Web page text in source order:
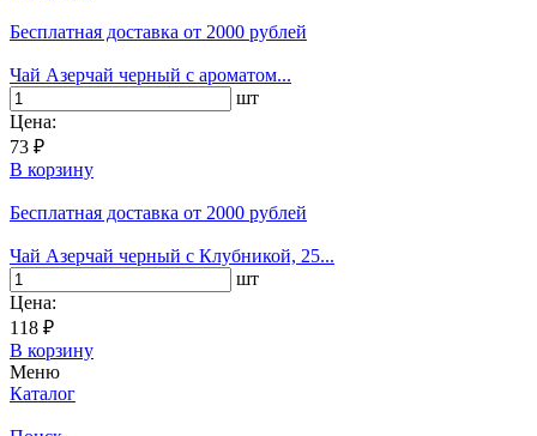
Бесплатная доставка от 2000 рублей
Чай Азерчай черный с ароматом...
шт
Цена:
73 ₽
В корзину
Бесплатная доставка от 2000 рублей
Чай Азерчай черный с Клубникой, 25...
шт
Цена:
118 ₽
В корзину
Меню
Каталог